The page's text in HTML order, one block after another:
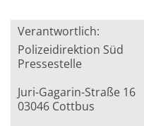
Verantwortlich:
Polizeidirektion Süd
Pressestelle
Juri-Gagarin-Straße 16
03046 Cottbus